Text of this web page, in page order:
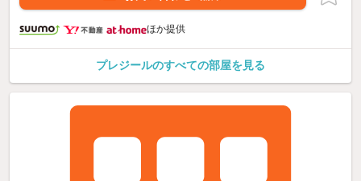
ほか提供
プレジールのすべての部屋を見る